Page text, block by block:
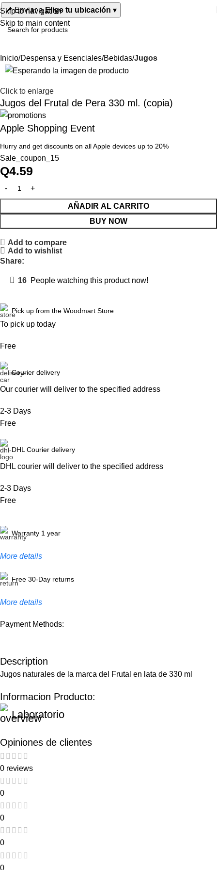
Skip to navigation
Skip to main content
📍 Enviar a Elige tu ubicación ▾
Inicio Despensa y Esenciales Bebidas Jugos
Click to enlarge
Jugos del Frutal de Pera 330 ml. (copia)
Apple Shopping Event
Hurry and get discounts on all Apple devices up to 20%
Sale_coupon_15
Q4.59
AÑADIR AL CARRITO
BUY NOW
Add to compare
Add to wishlist
Share:
16 People watching this product now!
Pick up from the Woodmart Store
To pick up today
Free
Courier delivery
Our courier will deliver to the specified address
2-3 Days
Free
DHL Courier delivery
DHL courier will deliver to the specified address
2-3 Days
Free
Warranty 1 year
More details
Free 30-Day returns
More details
Payment Methods:
Description
Jugos naturales de la marca del Frutal en lata de 330 ml
Informacion Producto:
Laboratorio
Opiniones de clientes
0 reviews
0
0
0
0